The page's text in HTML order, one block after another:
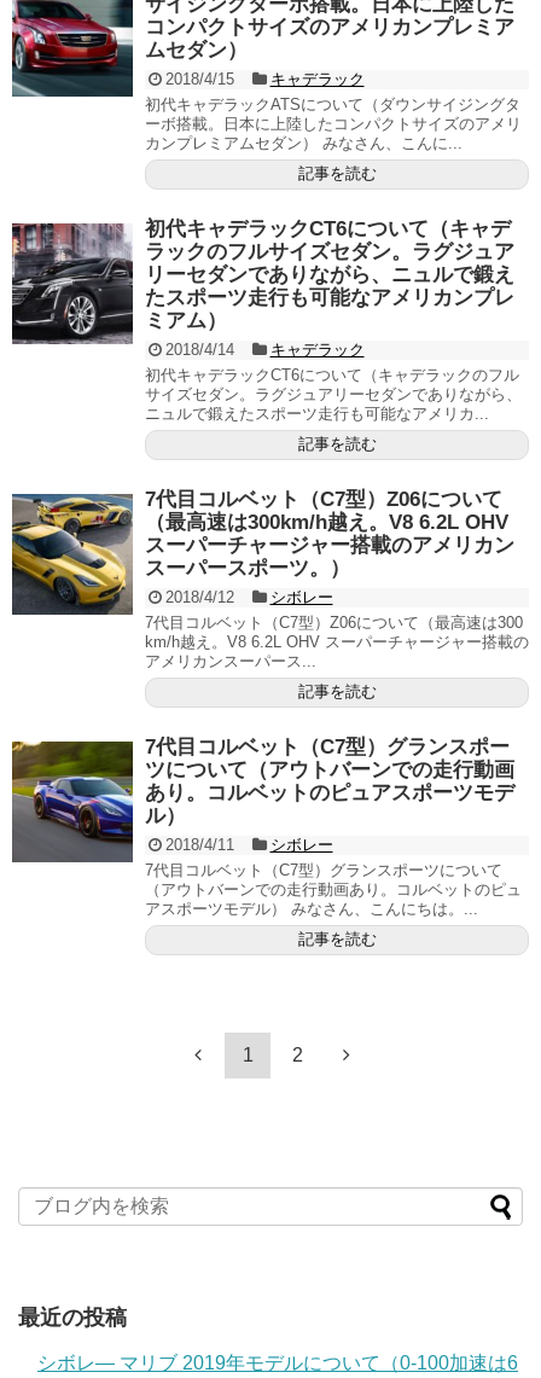
コンパクトサイズのアメリカンプレミア
ムセダン）
2018/4/15
キャデラック
初代キャデラックATSについて（ダウンサイジングタ
ーボ搭載。日本に上陸したコンパクトサイズのアメリ
カンプレミアムセダン） みなさん、こんに...
記事を読む
初代キャデラックCT6について（キャデ
ラックのフルサイズセダン。ラグジュア
リーセダンでありながら、ニュルで鍛え
たスポーツ走行も可能なアメリカンプレ
ミアム）
2018/4/14
キャデラック
初代キャデラックCT6について（キャデラックのフル
サイズセダン。ラグジュアリーセダンでありながら、
ニュルで鍛えたスポーツ走行も可能なアメリカ...
記事を読む
7代目コルベット（C7型）Z06について
（最高速は300km/h越え。V8 6.2L OHV
スーパーチャージャー搭載のアメリカン
スーパースポーツ。）
2018/4/12
シボレー
7代目コルベット（C7型）Z06について（最高速は300
km/h越え。V8 6.2L OHV スーパーチャージャー搭載の
アメリカンスーパース...
記事を読む
7代目コルベット（C7型）グランスポー
ツについて（アウトバーンでの走行動画
あり。コルベットのピュアスポーツモデ
ル）
2018/4/11
シボレー
7代目コルベット（C7型）グランスポーツについて
（アウトバーンでの走行動画あり。コルベットのピュ
アスポーツモデル） みなさん、こんにちは。...
記事を読む
1 2
最近の投稿
シボレ― マリブ 2019年モデルについて（0-100加速は6